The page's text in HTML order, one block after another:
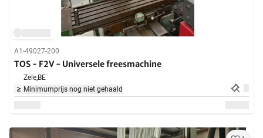
A1-49027-200
TOS - F2V - Universele freesmachine
Zele,BE
Minimumprijs nog niet gehaald